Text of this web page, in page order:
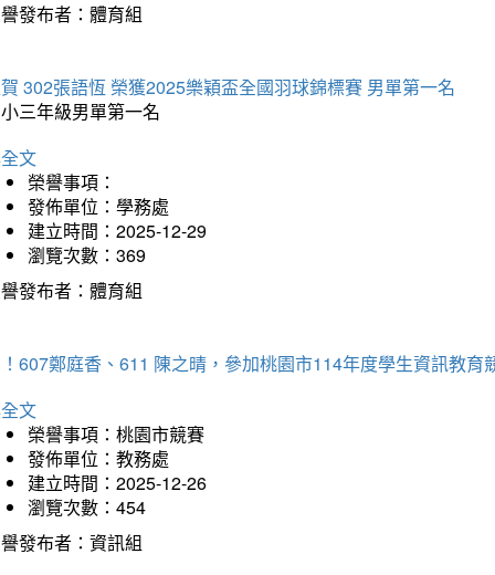
發布者：體育組
302張語恆 榮獲2025樂穎盃全國羽球錦標賽 男單第一名
三年級男單第一名
文
榮譽事項：
發佈單位：學務處
建立時間：2025-12-29
瀏覽次數：369
發布者：體育組
607鄭庭香、611 陳之晴，參加桃園市114年度學生資訊教育
文
榮譽事項：桃園市競賽
發佈單位：教務處
建立時間：2025-12-26
瀏覽次數：454
發布者：資訊組